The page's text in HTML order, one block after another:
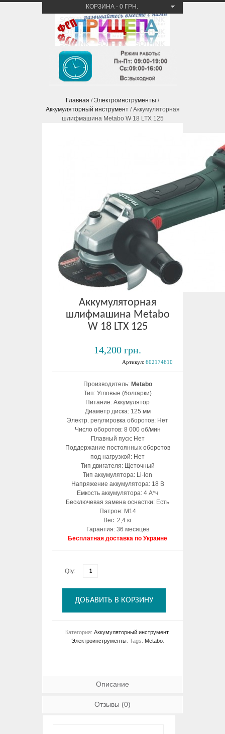
КОРЗИНА - 0 ГРН.
Главная /Электроинструменты /
Аккумуляторный инструмент/ Аккумуляторная
шлифмашина Metabo W 18 LTX 125
Аккумуляторная
шлифмашина Metabo
W 18 LTX 125
14,200 грн.
Артикул: 602174610
Производитель: Metabo
Тип: Угловые (болгарки)
Питание: Аккумулятор
Диаметр диска: 125 мм
Электр. регулировка оборотов: Нет
Число оборотов: 8 000 об/мин
Плавный пуск: Нет
Поддержание постоянных оборотов
под нагрузкой: Нет
Тип двигателя: Щеточный
Тип аккумулятора: Li-Ion
Напряжение аккумулятора: 18 В
Емкость аккумулятора: 4 А*ч
Бесключевая замена оснастки: Есть
Патрон: М14
Вес: 2,4 кг
Гарантия: 36 месяцев
Бесплатная доставка по Украине
Qty:
ДОБАВИТЬ В КОРЗИНУ
Категория: Аккумуляторный инструмент,
Электроинструменты. Tags: Metabo.
Описание
Отзывы (0)